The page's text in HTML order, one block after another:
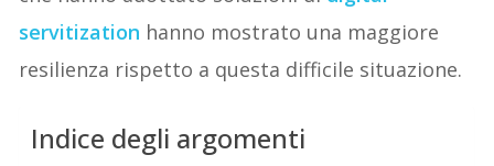
servitization hanno mostrato una maggiore
resilienza rispetto a questa difficile situazione.
Indice degli argomenti